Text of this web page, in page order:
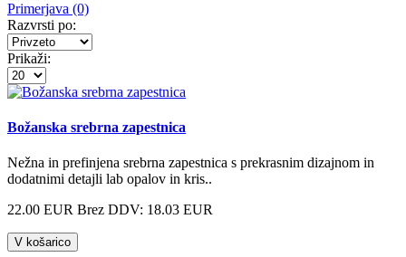
Primerjava (0)
Razvrsti po:
Prikaži:
Božanska srebrna zapestnica
Nežna in prefinjena srebrna zapestnica s prekrasnim dizajnom in
dodatnimi detajli lab opalov in kris..
22.00 EUR Brez DDV: 18.03 EUR
V košarico